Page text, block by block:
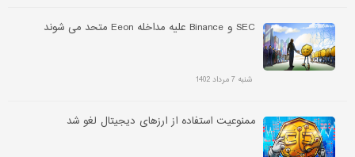
SEC و Binance علیه مداخله Eeon متحد می شوند
شنبه 7 مرداد 1402
ممنوعیت استفاده از ارزهای دیجیتال لغو شد